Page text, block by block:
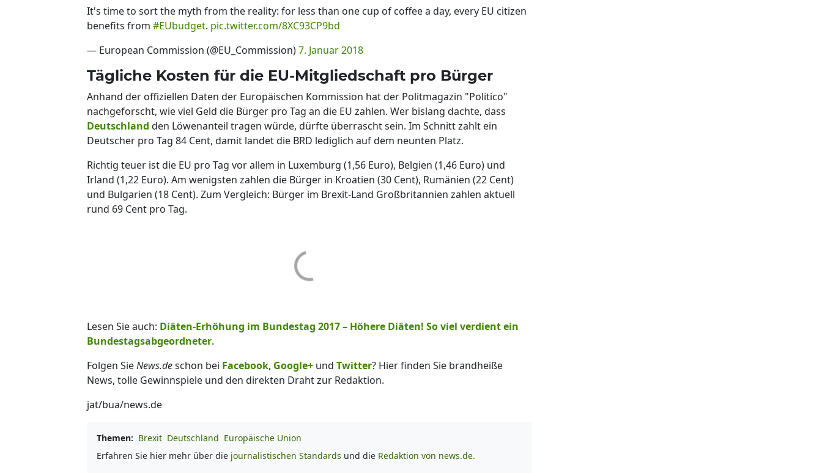
It's time to sort the myth from the reality: for less than one cup of coffee a day, every EU citizen
benefits from #EUbudget. pic.twitter.com/8XC93CP9bd
— European Commission (@EU_Commission)7. Januar 2018
Tägliche Kosten für die EU-Mitgliedschaft pro Bürger
Anhand der offiziellen Daten der Europäischen Kommission hat der Politmagazin "Politico"
nachgeforscht, wie viel Geld die Bürger pro Tag an die EU zahlen. Wer bislang dachte, dass
Deutschland den Löwenanteil tragen würde, dürfte überrascht sein. Im Schnitt zahlt ein
Deutscher pro Tag 84 Cent, damit landet die BRD lediglich auf dem neunten Platz.
Richtig teuer ist die EU pro Tag vor allem in Luxemburg (1,56 Euro), Belgien (1,46 Euro) und
Irland (1,22 Euro). Am wenigsten zahlen die Bürger in Kroatien (30 Cent), Rumänien (22 Cent)
und Bulgarien (18 Cent). Zum Vergleich: Bürger im Brexit-Land Großbritannien zahlen aktuell
rund 69 Cent pro Tag.
Lesen Sie auch: Diäten-Erhöhung im Bundestag 2017 – Höhere Diäten! So viel verdient ein
Bundestagsabgeordneter.
Folgen SieNews.deschon bei Facebook, Google+ und Twitter? Hier finden Sie brandheiße
News, tolle Gewinnspiele und den direkten Draht zur Redaktion.
jat/bua/news.de
Themen: Brexit Deutschland Europäische Union
Erfahren Sie hier mehr über die journalistischen Standards und die Redaktion von news.de.